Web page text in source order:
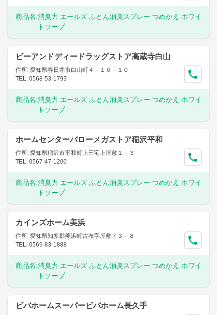
商品名:消臭力 エールズ ふとん消臭スプレー つめかえ ホワイ
トソープ
ビーアンドディードラッグストア高蔵寺白山
住所: 愛知県春日井市白山町４－１０－１０
TEL: 0568-53-1793
商品名:消臭力 エールズ ふとん消臭スプレー つめかえ ホワイ
トソープ
ホームセンターバローメガストア稲沢平和
住所: 愛知県稲沢市平和町上三宅上屋敷１－３
TEL: 0567-47-1200
商品名:消臭力 エールズ ふとん消臭スプレー つめかえ ホワイ
トソープ
カインズホーム美浜
住所: 愛知県知多郡美浜町古布字屋敷７３－８
TEL: 0569-83-1888
商品名:消臭力 エールズ ふとん消臭スプレー つめかえ ホワイ
トソープ
ビバホームスーパービバホーム長久手